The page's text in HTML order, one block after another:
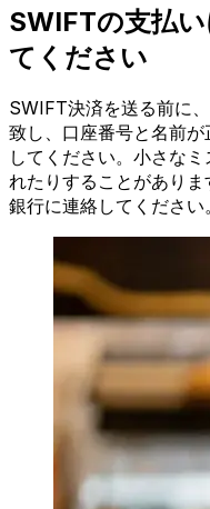
SWIFTの支払
てください
SWIFT決済を送る前に
致し、口座番号と名前
してください。小さな
れたりすることがあり
銀行に連絡してください。